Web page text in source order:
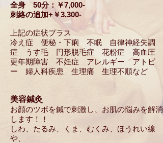
全身 50分：￥7,000-
刺絡の追加+￥3,300-
上記の症状プラス
冷え症 便秘・下痢 不眠 自律神経失調
症 うす毛 円形脱毛症 花粉症 高血圧
更年期障害 不妊症 アレルギー アトピ
ー 婦人科疾患 生理痛 生理不順など
美容鍼灸
お顔のツボを鍼で刺激し、お肌の悩みを解消
します！！
しわ、たるみ、くま、むくみ、ほうれい線
や、